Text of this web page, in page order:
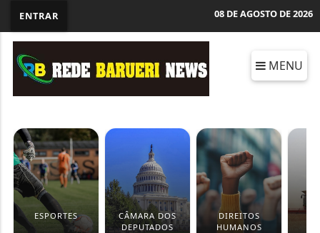
ENTRAR 08 DE AGOSTO DE 2026
MENU
ESPORTES
CÂMARA DOS
DEPUTADOS
DIREITOS
HUMANOS